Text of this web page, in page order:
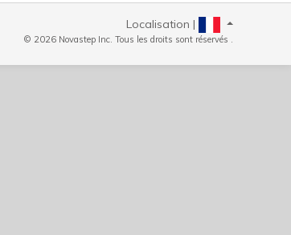
Localisation |
© 2026 Novastep Inc. Tous les droits sont réservés .